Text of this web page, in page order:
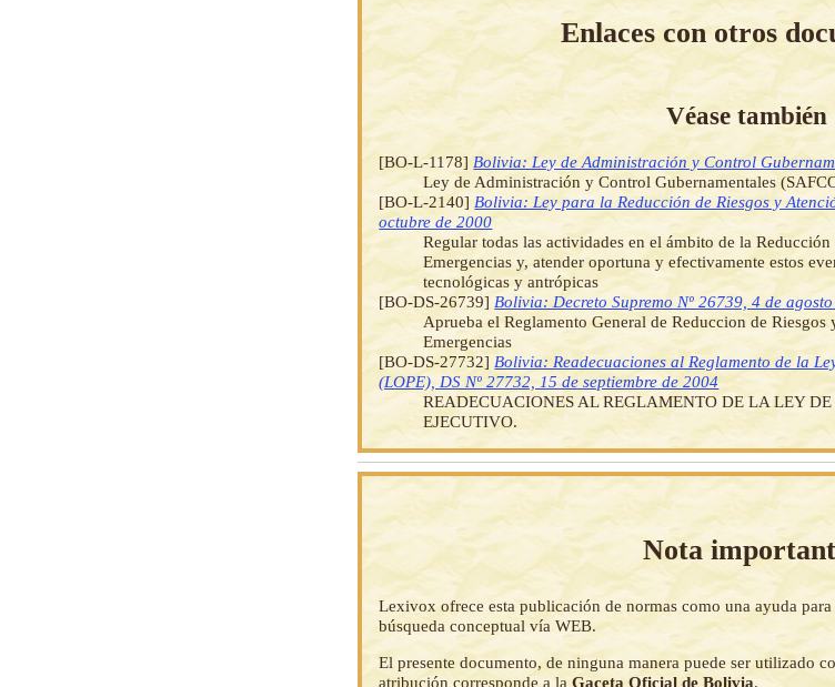
Enlaces con otros
Véase también
[BO-L-1178] Bolivia: Ley de Administración y Control
Ley de Administración y Control Gubernamentales
[BO-L-2140] Bolivia: Ley para la Reducción de Riesgos y
octubre de 2000
Regular todas las actividades en el ámbito de la
Emergencias y, atender oportuna y efectivamente estos
tecnológicas y antrópicas
[BO-DS-26739] Bolivia: Decreto Supremo Nº 26739, 4 de
Aprueba el Reglamento General de Reduccion de Riesgos
Emergencias
[BO-DS-27732] Bolivia: Readecuaciones al Reglamento de la
(LOPE), DS Nº 27732, 15 de septiembre de 2004
READECUACIONES AL REGLAMENTO DE LA LEY
EJECUTIVO.
Nota
Lexivox ofrece esta publicación de normas como una ayuda
búsqueda conceptual vía WEB.
El presente documento, de ninguna manera puede ser utilizado
atribución corresponde a laGaceta Oficial de Bolivia.